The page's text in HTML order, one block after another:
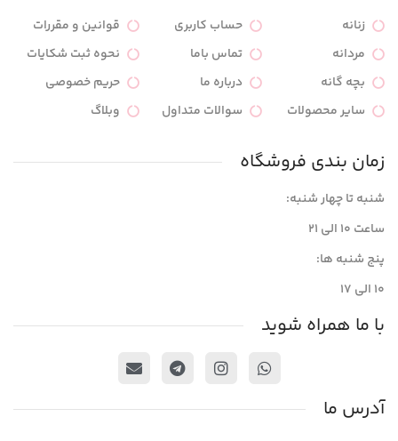
زنانه
مردانه
بچه گانه
سایر محصولات
حساب کاربری
تماس باما
درباره ما
سوالات متداول
قوانین و مقررات
نحوه ثبت شکایات
حریم خصوصی
وبلاگ
زمان بندی فروشگاه
شنبه تا چهار شنبه:
ساعت ۱۰ الی ۲۱
پنج شنبه ها:
۱۰ الی ۱۷
با ما همراه شوید
آدرس ما